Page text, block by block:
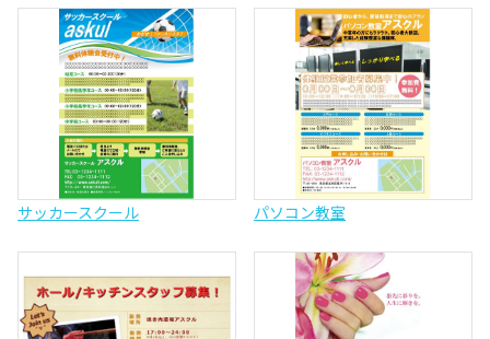
サッカースクール パソコン教室